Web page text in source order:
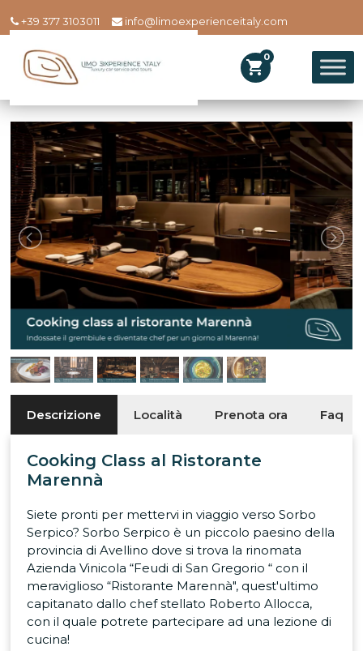
+39 377 3103011 info@limoexperienceitaly.com
shopping_cart
0
Descrizione Località Prenota ora Faq
Cooking Class al Ristorante
Marennà
Siete pronti per mettervi in viaggio verso Sorbo
Serpico? Sorbo Serpico è un piccolo paesino della
provincia di Avellino dove si trova la rinomata
Azienda Vinicola “Feudi di San Gregorio “ con il
meraviglioso “Ristorante Marennà", quest'ultimo
capitanato dallo chef stellato Roberto Allocca,
con il quale potrete partecipare ad una lezione di
cucina!